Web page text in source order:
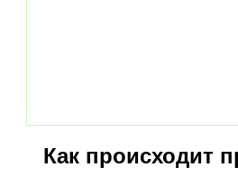
Как происходит